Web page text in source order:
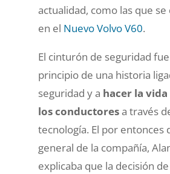
actualidad, como las que
en el Nuevo Volvo V60.
El cinturón de seguridad
principio de una historia
seguridad y a hacer la
los conductoresa través
tecnología. El por entonces
general de la compañía,
explicaba que la decisión